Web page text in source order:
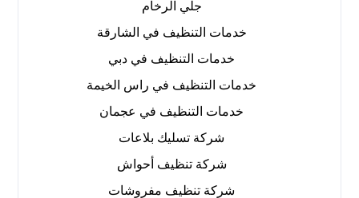
جلي الرخام
خدمات التنظيف في الشارقة
خدمات التنظيف في دبي
خدمات التنظيف في راس الخيمة
خدمات التنظيف في عجمان
شركة تسليك بلاعات
شركة تنظيف أحواش
شركة تنظيف مفروشات